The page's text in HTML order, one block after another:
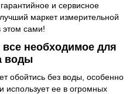
и сервисное
маркет измерительной
этом сами!
необходимое для
воды
обойтись без воды, особенно
использует ее в огромных